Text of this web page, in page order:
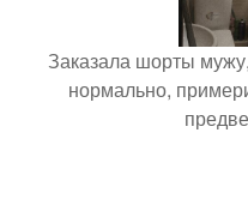
Заказала шорты
нормально,